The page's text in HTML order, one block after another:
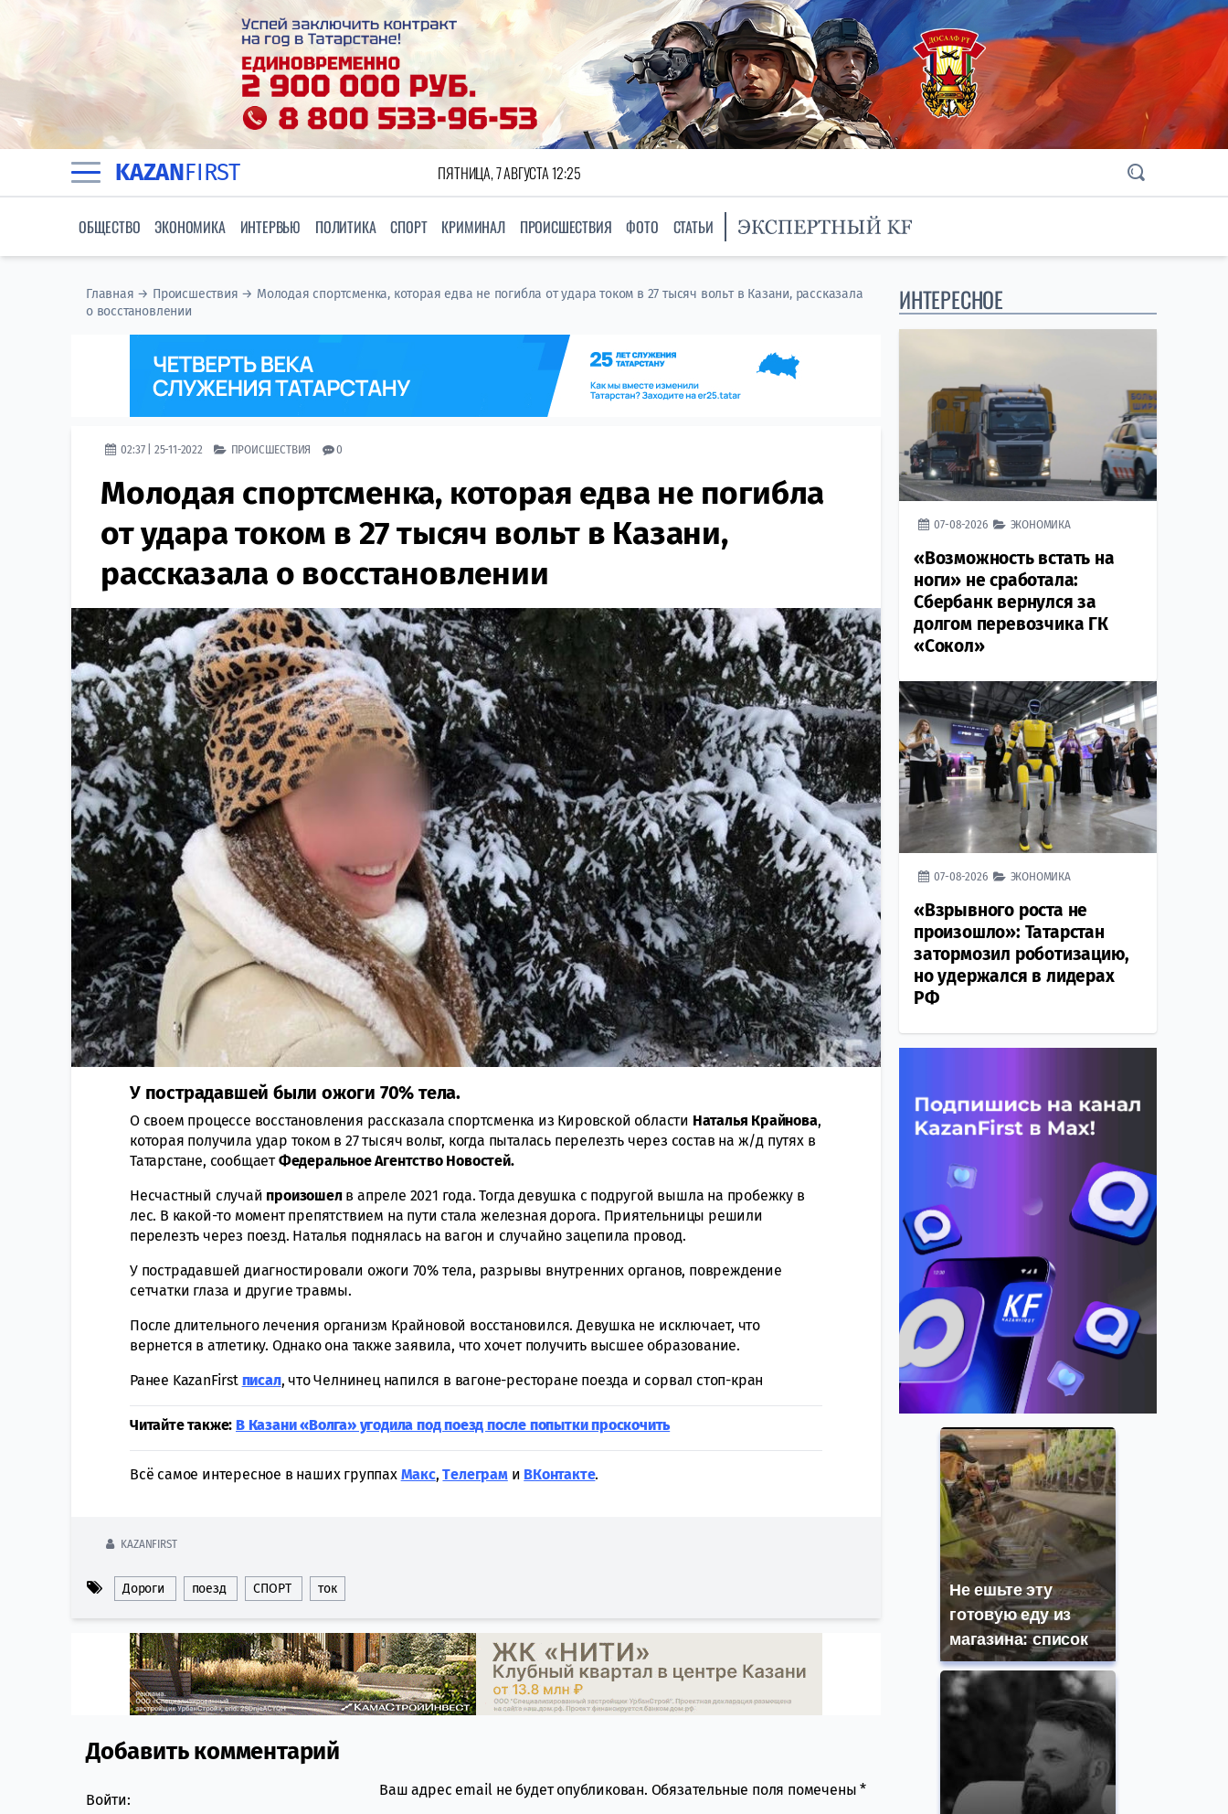
KAZANFIRST ПЯТНИЦА, 7 АВГУСТА 12:25
ОБЩЕСТВО ЭКОНОМИКА ИНТЕРВЬЮ ПОЛИТИКА СПОРТ КРИМИНАЛ ПРОИСШЕСТВИЯ ФОТО СТАТЬИ
Главная → Происшествия → Молодая спортсменка, которая едва не погибла от удара током в 27 тысяч вольт в Казани, рассказала
о восстановлении​​
02:37 | 25-11-2022 ПРОИСШЕСТВИЯ 0
Молодая спортсменка, которая едва не погибла
от удара током в 27 тысяч вольт в Казани,
рассказала о восстановлении​​
У пострадавшей были ожоги 70% тела.
О своем процессе восстановления рассказала спортсменка из Кировской области Наталья Крайнова,
которая получила удар током в 27 тысяч вольт, когда пыталась перелезть через состав на ж/д путях в
Татарстане, сообщаетФедеральное Агентство Новостей.
Несчастный случай произошелв апреле 2021 года. Тогда девушка с подругой вышла на пробежку в
лес. В какой-то момент препятствием на пути стала железная дорога. Приятельницы решили
перелезть через поезд. Наталья поднялась на вагон и случайно зацепила провод.
У пострадавшей диагностировали ожоги 70% тела, разрывы внутренних органов, повреждение
сетчатки глаза и другие травмы.
После длительного лечения организм Крайновой восстановился. Девушка не исключает, что
вернется в атлетику. Однако она также заявила, что хочет получить высшее образование.
Ранее KazanFirst писал, что Челнинец напился в вагоне-ресторане поезда и сорвал стоп-кран
Читайте также: В Казани «Волга» угодила под поезд после попытки проскочить
Всё самое интересное в наших группах Макс,Tелеграми ВКонтакте.
KAZANFIRST
Дороги поезд СПОРТ ток
Comment section
Добавить комментарий
Войти:
Ваш адрес email не будет опубликован. Обязательные поля помечены*
ИНТЕРЕСНОЕ
07-08-2026 ЭКОНОМИКА
«Возможность встать на
ноги» не сработала:
Сбербанк вернулся за
долгом перевозчика ГК
«Сокол»
07-08-2026 ЭКОНОМИКА
«Взрывного роста не
произошло»: Татарстан
затормозил роботизацию,
но удержался в лидерах
РФ
Не ешьте эту
готовую еду из
магазина: список